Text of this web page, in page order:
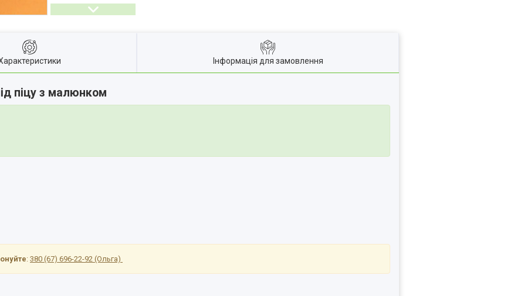
Інформація для замовлення
піцу з малюнком
: 380 (67) 696-22-92 (Ольга)